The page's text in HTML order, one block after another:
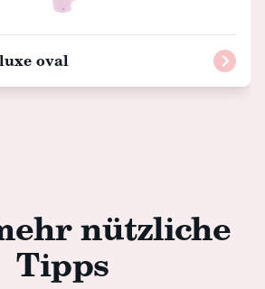
oval
nützliche
Tipps